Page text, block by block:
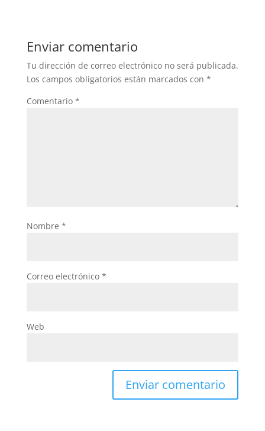
Enviar comentario
Tu dirección de correo electrónico no será publicada.
Los campos obligatorios están marcados con *
Comentario *
Nombre *
Correo electrónico *
Web